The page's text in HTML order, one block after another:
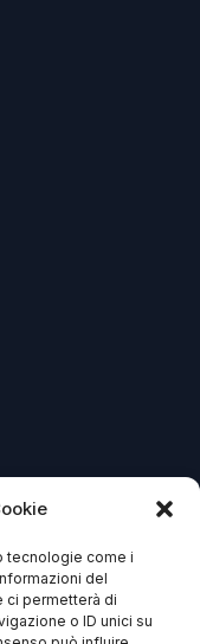
tecnologie come i
del
ci permetterà di
o ID unici su